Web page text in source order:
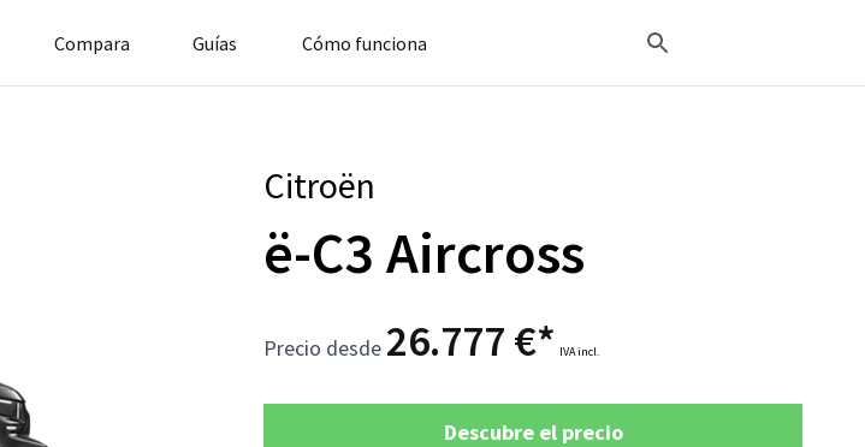
Compara Guías Cómo funciona
Citroën
ë-C3 Aircross
Precio desde 26.777 €* IVA incl.
Descubre el precio